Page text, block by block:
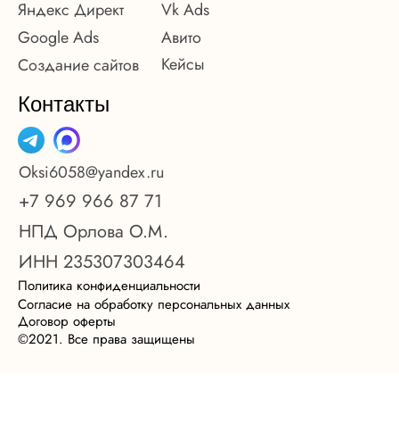
©2021. Все права защищены
Яндекс Директ
Google Ads
Vk Ads
Авито
Контакты
Oksi6058@yandex.ru
Согласие на обработку персональных данных
Политика конфиденциальности
Договор оферты
ИНН 235307303464
НПД Орлова О.М.
+7 969 966 87 71
Создание сайтов Кейсы